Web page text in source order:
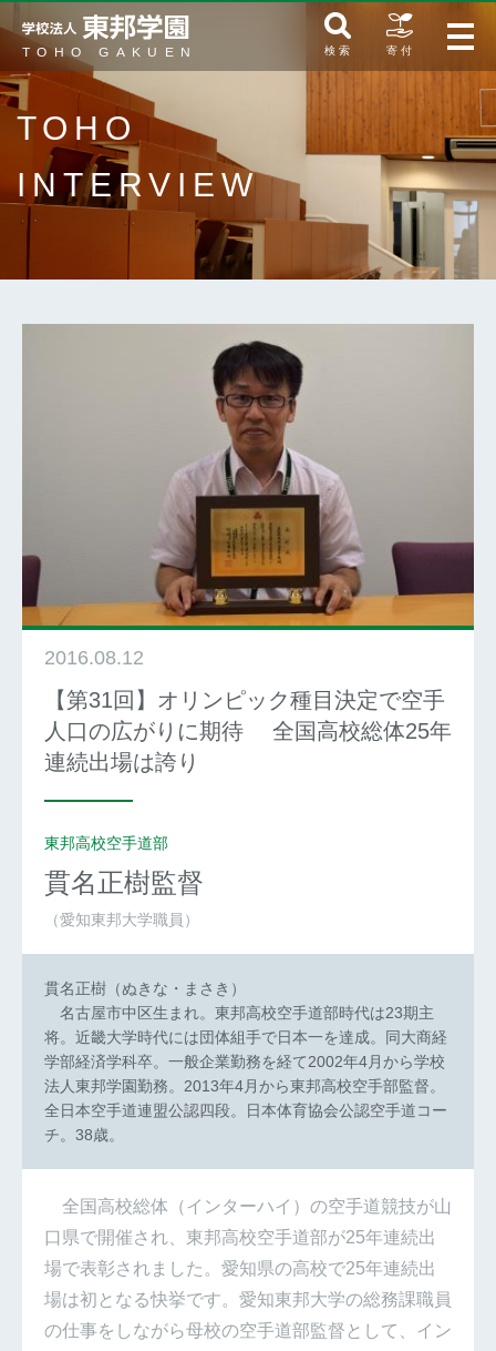
検 索 寄 付
TOHO
INTERVIEW
2016.08.12
【第31回】オリンピック種目決定で空手
人口の広がりに期待 全国高校総体25年
連続出場は誇り
東邦高校空手道部
貫名正樹監督
（愛知東邦大学職員）
貫名正樹（ぬきな・まさき）
名古屋市中区生まれ。東邦高校空手道部時代は23期主
将。近畿大学時代には団体組手で日本一を達成。同大商経
学部経済学科卒。一般企業勤務を経て2002年4月から学校
法人東邦学園勤務。2013年4月から東邦高校空手部監督。
全日本空手道連盟公認四段。日本体育協会公認空手道コー
チ。38歳。
全国高校総体（インターハイ）の空手道競技が山
口県で開催され、東邦高校空手道部が25年連続出
場で表彰されました。愛知県の高校で25年連続出
場は初となる快挙です。愛知東邦大学の総務課職員
の仕事をしながら母校の空手道部監督として、イン